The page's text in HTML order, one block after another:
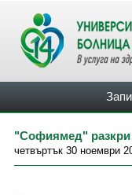
"Софиямед" разкри
четвъртък 30 ноември